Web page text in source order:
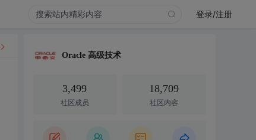
登录/注册
Oracle 高级技术
3,499
社区成员
18,709
社区内容